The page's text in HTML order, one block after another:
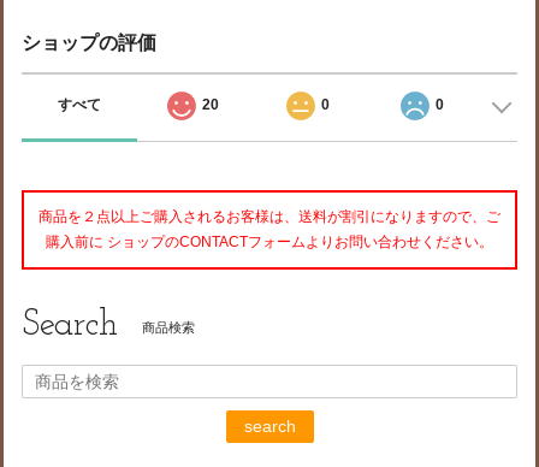
ショップの評価
すべて 20 0 0
商品を２点以上ご購入されるお客様は、送料が割引になりますので、ご
購入前に ショップのCONTACTフォームよりお問い合わせください。
Search 商品検索
search